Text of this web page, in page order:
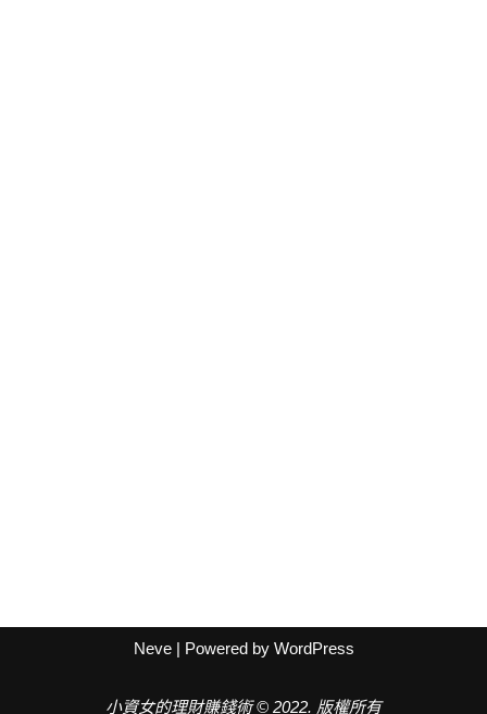
Neve| Powered by WordPress
小資女的理財賺錢術 © 2022. 版權所有